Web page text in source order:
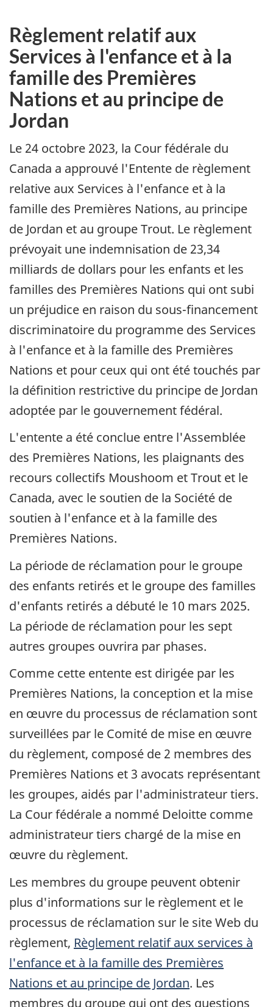
Règlement relatif aux
Services à l'enfance et à la
famille des Premières
Nations et au principe de
Jordan
Le 24 octobre 2023, la Cour fédérale du
Canada a approuvé l'Entente de règlement
relative aux Services à l'enfance et à la
famille des Premières Nations, au principe
de Jordan et au groupeTrout. Le règlement
prévoyait une indemnisation de 23,34
milliards de dollars pour les enfants et les
familles des Premières Nations qui ont subi
un préjudice en raison du sous-financement
discriminatoire du programme des Services
à l'enfance et à la famille des Premières
Nations et pour ceux qui ont été touchés par
la définition restrictive du principe de Jordan
adoptée par le gouvernement fédéral.
L'entente a été conclue entre l'Assemblée
des Premières Nations, les plaignants des
recours collectifs Moushoom etTrout et le
Canada, avec le soutien de la Société de
soutien à l'enfance et à la famille des
Premières Nations.
La période de réclamation pour le groupe
des enfants retirés et le groupe des familles
d'enfants retirés a débuté le 10 mars 2025.
La période de réclamation pour les sept
autres groupes ouvrira par phases.
Comme cette entente est dirigée par les
Premières Nations, la conception et la mise
en œuvre du processus de réclamation sont
surveillées par le Comité de mise en œuvre
du règlement, composé de 2 membres des
Premières Nations et 3 avocats représentant
les groupes, aidés par l'administrateur tiers.
La Cour fédérale a nommé Deloitte comme
administrateur tiers chargé de la mise en
œuvre du règlement.
Les membres du groupe peuvent obtenir
plus d'informations sur le règlement et le
processus de réclamation sur le site Web du
règlement, Règlement relatif aux services à
l'enfance et à la famille des Premières
Nations et au principe de Jordan. Les
membres du groupe qui ont des questions